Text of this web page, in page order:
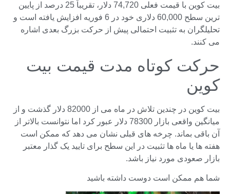
بیت کوین با قیمت فعلی 74,720 دلار، تقریباً 25 درصد از پایین
ترین سطح 60,000 دلاری خود در 6 فوریه افزایش یافته است و
تحلیلگران به تثبیت احتمالی پیش از حرکت بزرگ بعدی اشاره
می کنند.
حرکت کوتاه مدت قیمت بیت
کوین
بیت کوین در چندین تلاش در ماه می از 82000 دلار گذشت و از
میانگین واقعی بازار 78300 دلار عبور کرد اما نتوانست بالاتر از
آن باقی بماند. چرخه های قبلی نشان می دهد که ممکن است
هفته ها یا ماه ها تثبیت در این سطح برای تایید یک گذار معتبر
بازار صعودی مورد نیاز باشد.
شما هم ممکن است دوست داشته باشید